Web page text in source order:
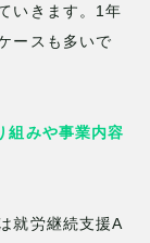
いきます。1年
ースも多いで
組みや事業内容
就労継続支援A